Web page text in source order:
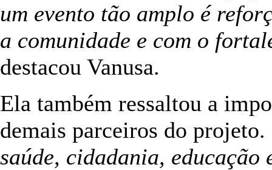
um evento tão amplo é
a comunidade e com o
destacou Vanusa.
Ela também ressaltou a
demais parceiros do projeto.
saúde, cidadania, educação